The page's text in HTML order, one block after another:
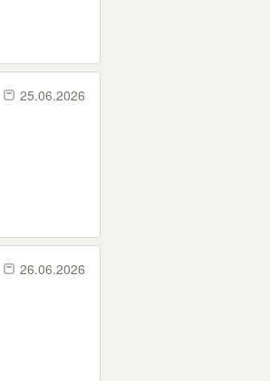
25.06.2026
26.06.2026